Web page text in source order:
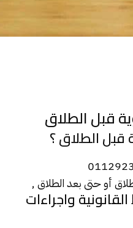
قبل الطلاق
الطلاق ؟
أو حتى بعدالطلاق,
واجراءات